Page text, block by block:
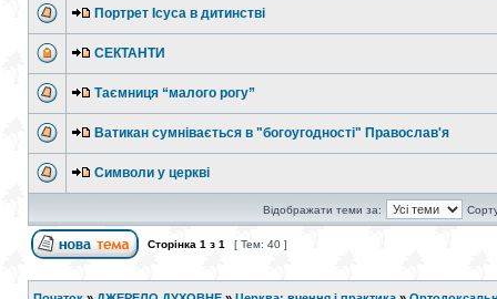
Портрет Ісуса в дитинстві
СЕКТАНТИ
Таємниця “малого рогу”
Ватикан сумнівається в "богоугодності" Православ'я
Символи у церкві
Відображати теми за:
Сторінка 1 з 1 [ Тем: 40 ]